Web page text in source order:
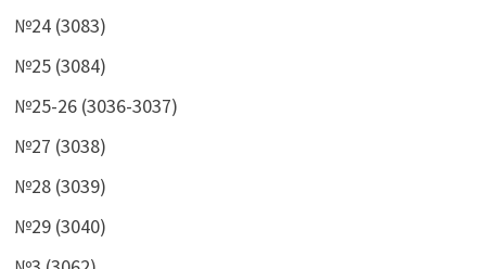
№24 (3083)
№25 (3084)
№25-26 (3036-3037)
№27 (3038)
№28 (3039)
№29 (3040)